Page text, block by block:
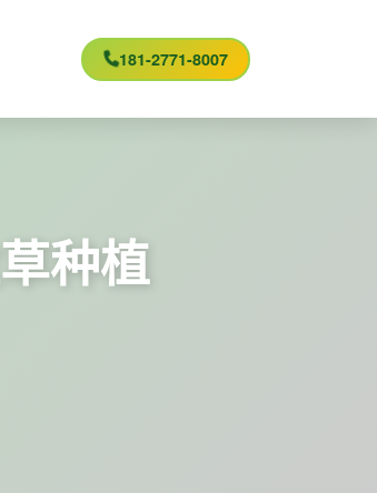
181-2771-8007
种植